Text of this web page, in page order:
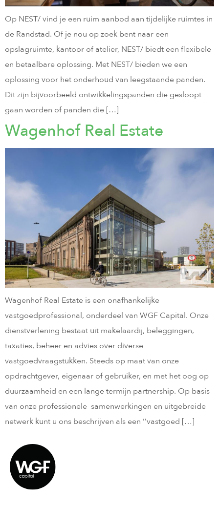
Op NEST/ vind je een ruim aanbod aan tijdelijke ruimtes in
de Randstad. Of je nou op zoek bent naar een
opslagruimte, kantoor of atelier, NEST/ biedt een flexibele
en betaalbare oplossing. Met NEST/ bieden we een
oplossing voor het onderhoud van leegstaande panden.
Dit zijn bijvoorbeeld ontwikkelingspanden die gesloopt
gaan worden of panden die […]
Wagenhof Real Estate
Wagenhof Real Estate is een onafhankelijke
vastgoedprofessional, onderdeel van WGF Capital. Onze
dienstverlening bestaat uit makelaardij, beleggingen,
taxaties, beheer en advies over diverse
vastgoedvraagstukken. Steeds op maat van onze
opdrachtgever, eigenaar of gebruiker, en met het oog op
duurzaamheid en een lange termijn partnership. Op basis
van onze professionele samenwerkingen en uitgebreide
netwerk kunt u ons beschrijven als een ‘’vastgoed […]